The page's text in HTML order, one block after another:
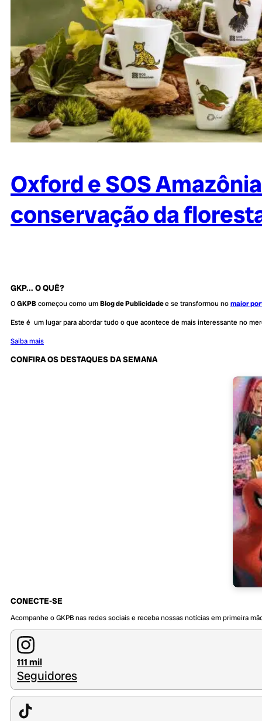
Oxford e SOS
conservação da
GKP... O QUÊ?
OGKPBcomeçou como umBlog de Publicidadee se transformou nomaior
Este é um lugar para abordar tudo o que acontece de mais interessante no
Saiba mais
CONFIRA OS DESTAQUES DA SEMANA
CONECTE-SE
Acompanhe o GKPB nas redes sociais e receba nossas notícias em primeira
111 mil
Seguidores